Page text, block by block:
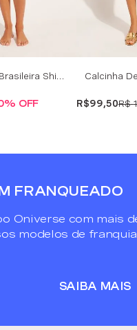
Calcinha De Biquíni Brasileira Shiny Satin - Preto
OFF R$99,50R$
FRANQUEADO
Oniverse com mais
modelos de
SAIBA MAIS